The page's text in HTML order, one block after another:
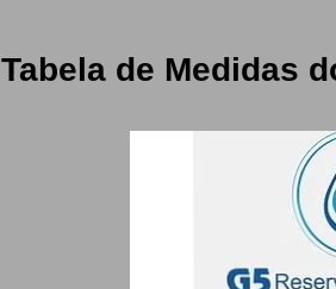
Tabela de Medidas